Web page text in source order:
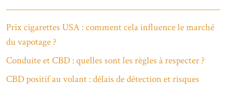
Prix cigarettes USA : comment cela influence le marché
du vapotage ?
Conduite et CBD : quelles sont les règles à respecter ?
CBD positif au volant : délais de détection et risques